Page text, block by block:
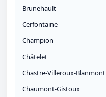
Brunehault
Cerfontaine
Champion
Châtelet
Chastre-Villeroux-Blanmont
Chaumont-Gistoux